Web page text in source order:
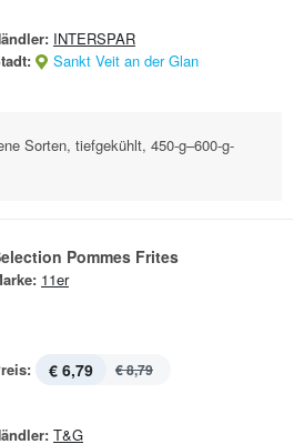
INTERSPAR
Sankt Veit an der Glan
Sorten, tiefgekühlt, 450-g–600-g-
Pommes Frites
11er
€ 6,79 € 8,79
T&G